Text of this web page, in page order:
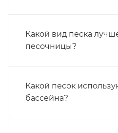
Какой вид песка
песочницы?
Какой песок
бассейна?